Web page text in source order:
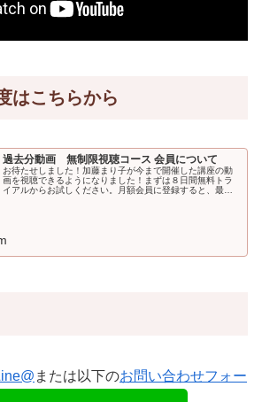
はこちらから
過去分動画 無制限視聴コース 会員について
お待たせしました！加藤まり子が今まで開催した講座の動
画を視聴できるようになりました！まずは８日間無料トラ
イアルからお試しください。月額会員に登録すると、最初
または以下のお問い合わせフォー